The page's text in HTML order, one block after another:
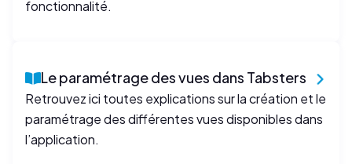
fonctionnalité.
Le paramétrage des vues dans Tabsters
Retrouvez ici toutes explications sur la création et le
paramétrage des différentes vues disponibles dans
l’application.